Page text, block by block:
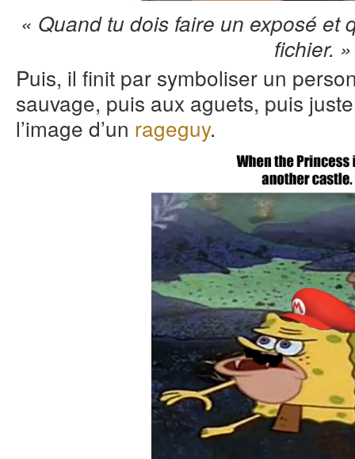
« Quand tu dois faire un exposé et
fichier. »
Puis, il finit par symboliser un
sauvage, puis aux aguets, puis
l’image d’un rageguy.